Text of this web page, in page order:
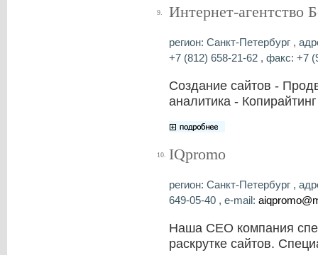
9. Интернет-агентство
регион: Санкт-Петербург ,
+7 (812) 658-21-62 , факс: +7
Создание сайтов -
аналитика -
10. IQpromo
регион: Санкт-Петербург ,
649-05-40 , e-mail:
Наша СЕО компания
раскрутке сайтов.